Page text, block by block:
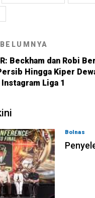
Beckham dan Robi
Hingga Kiper
Liga 1
Bolnas